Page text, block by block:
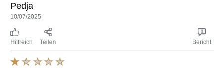
Pedja
10/07/2025
Hilfreich Teilen Bericht